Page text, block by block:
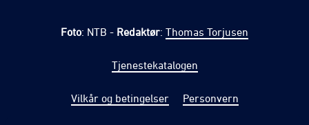
Foto: NTB - Redaktør: Thomas Torjusen
Tjenestekatalogen
Vilkår og betingelser Personvern